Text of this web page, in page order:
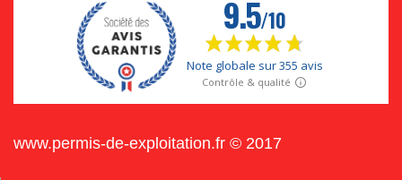
www.permis-de-exploitation.fr © 2017